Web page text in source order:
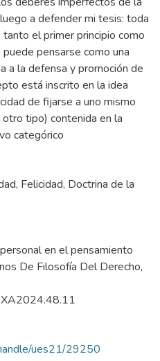
a defender mi tesis: toda
el primer principio como
pensarse como una
a la defensa y promoción de
está inscrito en la idea
de fijarse a uno mismo
tipo) contenida en la
categórico
, Felicidad, Doctrina de la
en el pensamiento
De Filosofía Del Derecho,
ues21/29250